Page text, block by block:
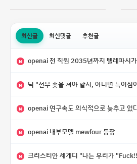
최신글 최신댓글 추천글
N openai 전 직원 2035년까지 텔레파시가 어떻게
N 닉 "전부 숏을 쳐야 할지, 아니면 특이점이 오니까 전부 롱을 쳐
N openai 연구속도 의식적으로 늦추고 있
N openai 내부모델 mewfour 등장
N 크리스티안 세게디 "나는 우리가 "Fuck!!" 단계를 피할